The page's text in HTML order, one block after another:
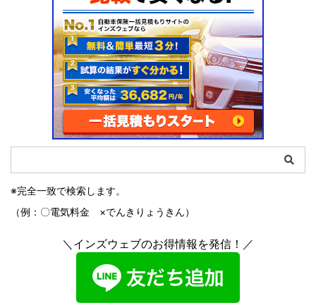
※完全一致で検索します。
（例：〇電気料金 ×でんきりょうきん）
＼インズウェブのお得情報を発信！／